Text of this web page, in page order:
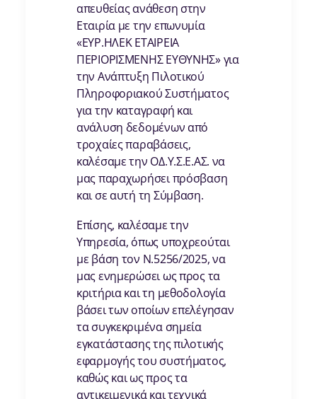
απευθείας ανάθεση στην
Εταιρία με την επωνυμία
«ΕΥΡ.ΗΛΕΚ ΕΤΑΙΡΕΙΑ
ΠΕΡΙΟΡΙΣΜΕΝΗΣ ΕΥΘΥΝΗΣ» για
την Ανάπτυξη Πιλοτικού
Πληροφοριακού Συστήματος
για την καταγραφή και
ανάλυση δεδομένων από
τροχαίες παραβάσεις,
καλέσαμε την ΟΔ.Υ.Σ.Ε.ΑΣ. να
μας παραχωρήσει πρόσβαση
και σε αυτή τη Σύμβαση.
Επίσης, καλέσαμε την
Υπηρεσία, όπως υποχρεούται
με βάση τον Ν.5256/2025, να
μας ενημερώσει ως προς τα
κριτήρια και τη μεθοδολογία
βάσει των οποίων επελέγησαν
τα συγκεκριμένα σημεία
εγκατάστασης της πιλοτικής
εφαρμογής του συστήματος,
καθώς και ως προς τα
αντικειμενικά και τεχνικά